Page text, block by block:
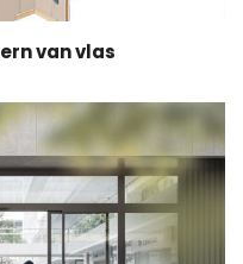
van vlas